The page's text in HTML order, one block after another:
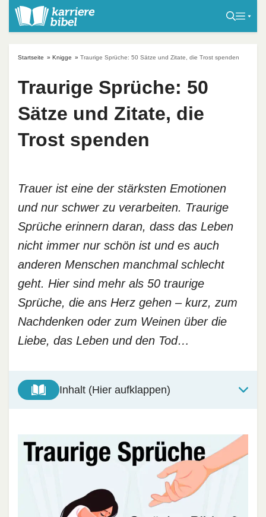
Startseite » Knigge » Traurige Sprüche: 50 Sätze und Zitate, die Trost spenden
Traurige Sprüche: 50
Sätze und Zitate, die
Trost spenden
Trauer ist eine der stärksten Emotionen
und nur schwer zu verarbeiten. Traurige
Sprüche erinnern daran, dass das Leben
nicht immer nur schön ist und es auch
anderen Menschen manchmal schlecht
geht. Hier sind mehr als 50 traurige
Sprüche, die ans Herz gehen – kurz, zum
Nachdenken oder zum Weinen über die
Liebe, das Leben und den Tod…
Inhalt (Hier aufklappen)